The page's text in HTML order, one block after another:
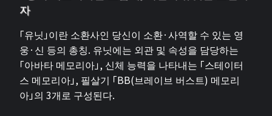
자
「유닛」이란 소환사인 당신이 소환·사역할 수 있는 영
웅·신 등의 총칭. 유닛에는 외관 및 속성을 담당하는
「아바타 메모리아」, 신체 능력을 나타내는 「스테이터
스 메모리아」, 필살기 「BB(브레이브 버스트) 메모리
아」의 3개로 구성된다.